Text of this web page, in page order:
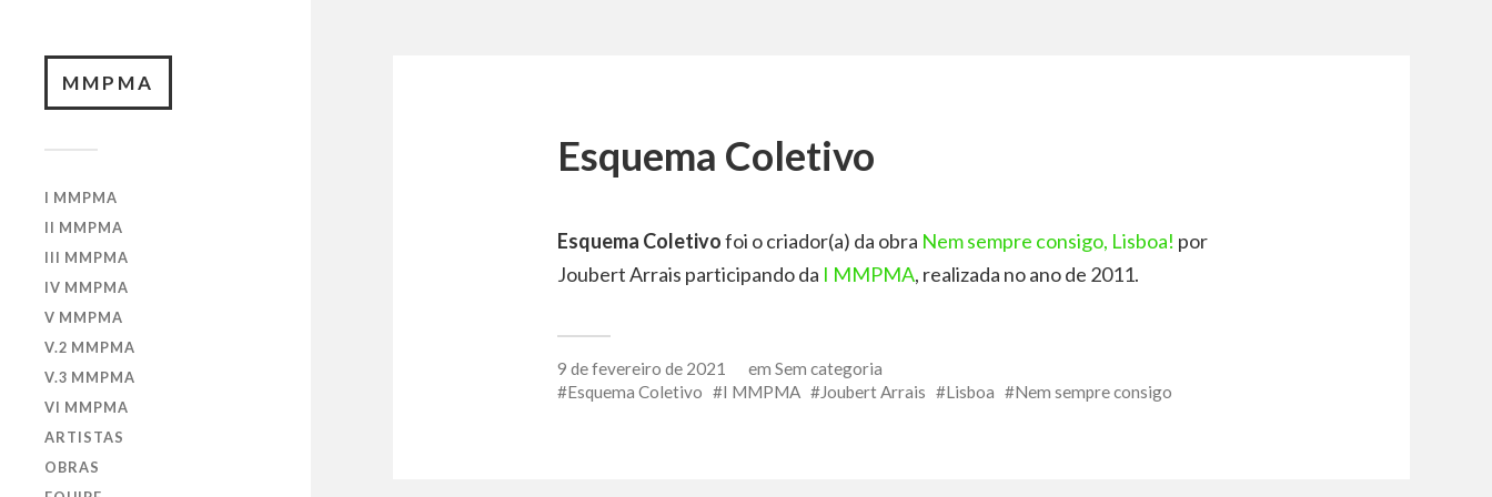
MMPMA
I MMPMA
II MMPMA
III MMPMA
IV MMPMA
V MMPMA
V.2 MMPMA
V.3 MMPMA
VI MMPMA
ARTISTAS
OBRAS
Esquema Coletivo
Esquema Coletivofoi o criador(a) da obra Nem sempre consigo, Lisboa! por
Joubert Arrais participando da I MMPMA, realizada no ano de 2011.
9 de fevereiro de 2021 em Sem categoria
Esquema Coletivo
I MMPMA Joubert Arrais Lisboa Nem sempre consigo